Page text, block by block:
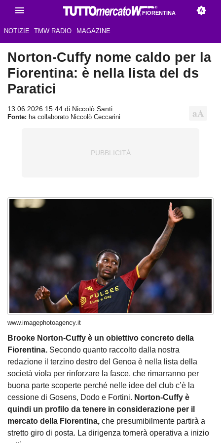
FIORENTINA
NOTIZIE TMW RADIO MAGAZINE
Norton-Cuffy nome caldo per la
Fiorentina: è nella lista del ds
Paratici
13.06.2026 15:44 di Niccolò Santi
Fonte: ha collaborato Niccolò Ceccarini
www.imagephotoagency.it
Brooke Norton-Cuffy è un obiettivo concreto della
Fiorentina. Secondo quanto raccolto dalla nostra
redazione il terzino destro del Genoa è nella lista della
società viola per rinforzare la fasce, che rimarranno per
buona parte scoperte perché nelle idee del club c’è la
cessione di Gosens, Dodo e Fortini. Norton-Cuffy è
quindi un profilo da tenere in considerazione per il
mercato della Fiorentina, che presumibilmente partirà a
stretto giro di posta. La dirigenza tornerà operativa a inizio